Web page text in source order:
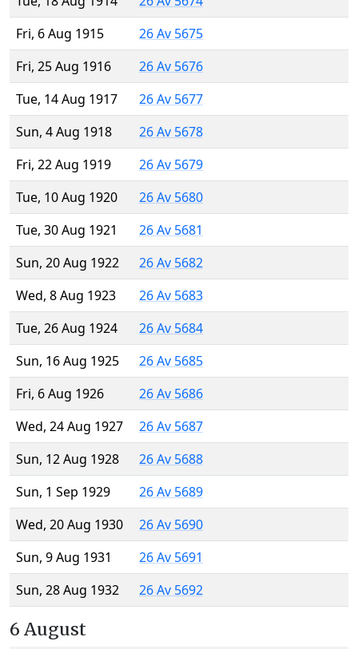
Fri, 6 Aug 1915
26 Av 5675
Fri, 25 Aug 1916
26 Av 5676
Tue, 14 Aug 1917
26 Av 5677
Sun, 4 Aug 1918
26 Av 5678
Fri, 22 Aug 1919
26 Av 5679
Tue, 10 Aug 1920
26 Av 5680
Tue, 30 Aug 1921
26 Av 5681
Sun, 20 Aug 1922
26 Av 5682
Wed, 8 Aug 1923
26 Av 5683
Tue, 26 Aug 1924
26 Av 5684
Sun, 16 Aug 1925
26 Av 5685
Fri, 6 Aug 1926
26 Av 5686
Wed, 24 Aug 1927
26 Av 5687
Sun, 12 Aug 1928
26 Av 5688
Sun, 1 Sep 1929
26 Av 5689
Wed, 20 Aug 1930
26 Av 5690
Sun, 9 Aug 1931
26 Av 5691
Sun, 28 Aug 1932
26 Av 5692
6 August